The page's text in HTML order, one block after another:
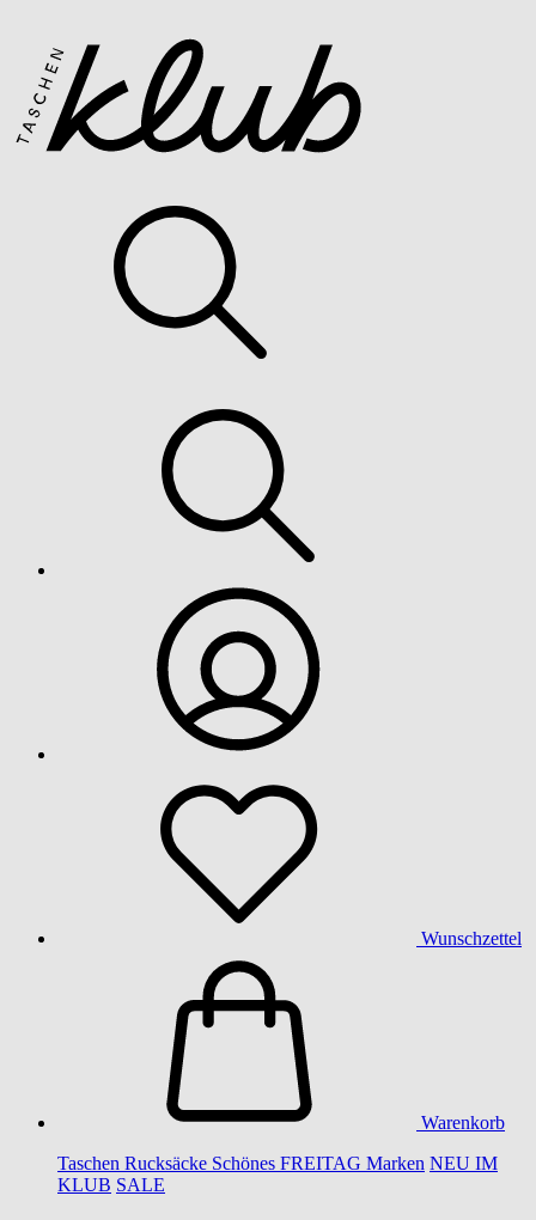
Wunschzettel
Warenkorb
Taschen Rucksäcke Schönes FREITAG Marken NEU IM
KLUB SALE